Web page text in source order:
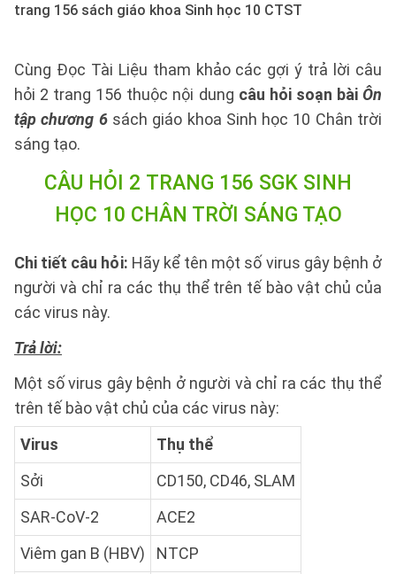
trang 156 sách giáo khoa Sinh học 10 CTST
Cùng Đọc Tài Liệu tham khảo các gợi ý trả lời câu
hỏi 2 trang 156 thuộc nội dung câu hỏi soạn bàiÔn
tập chương 6 sách giáo khoa Sinh học 10 Chân trời
sáng tạo.
CÂU HỎI 2 TRANG 156 SGK SINH
HỌC 10 CHÂN TRỜI SÁNG TẠO
Chi tiết câu hỏi: Hãy kể tên một số virus gây bệnh ở
người và chỉ ra các thụ thể trên tế bào vật chủ của
các virus này.
Trả lời:
Một số virus gây bệnh ở người và chỉ ra các thụ thể
trên tế bào vật chủ của các virus này:
Virus
Thụ thể
Sởi
CD150, CD46, SLAM
SAR-CoV-2
ACE2
Viêm gan B (HBV)
NTCP